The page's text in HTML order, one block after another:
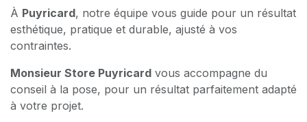
À Puyricard, notre équipe vous guide pour un résultat
esthétique, pratique et durable, ajusté à vos
contraintes.
Monsieur Store Puyricard vous accompagne du
conseil à la pose, pour un résultat parfaitement adapté
à votre projet.